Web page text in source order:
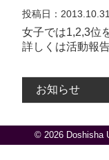
投稿日：2013.10.31
女子では1,2,3位
詳しくは活動報
お知らせ
© 2026 Doshisha